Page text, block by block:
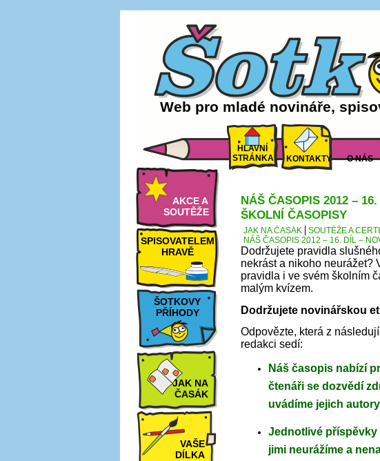
Web pro mladé novináře,
HLAVNÍ
STRÁNKA
KONTAKTY O NÁS
AKCE A
SOUTĚŽE
SPISOVATELEM
HRAVĚ
ŠOTKOVY
PŘÍHODY
JAK NA
ČASÁK
VAŠE
DÍLKA
NÁŠ ČASOPIS 2012 –
ŠKOLNÍ ČASOPISY
JAK NA ČASÁK
SOUTĚŽE A
NÁŠ ČASOPIS 2012 – 16. DÍL –
Dodržujete pravidla
nekrást a nikoho neurážet?
pravidla i ve svém školním
malým kvízem.
Dodržujete novinářskou
Odpovězte, která z
redakci sedí:
Náš časopis nabízí
čtenáři se dozvědí
uvádíme jejich
Jednotlivé příspěvky
jimi neurážíme a